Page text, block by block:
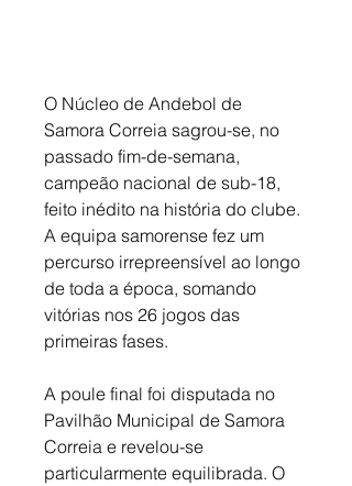
O Núcleo de Andebol de
Samora Correia sagrou-se, no
passado fim-de-semana,
campeão nacional de sub-18,
feito inédito na história do clube.
A equipa samorense fez um
percurso irrepreensível ao longo
de toda a época, somando
vitórias nos 26 jogos das
primeiras fases.
A poule final foi disputada no
Pavilhão Municipal de Samora
Correia e revelou-se
particularmente equilibrada. O